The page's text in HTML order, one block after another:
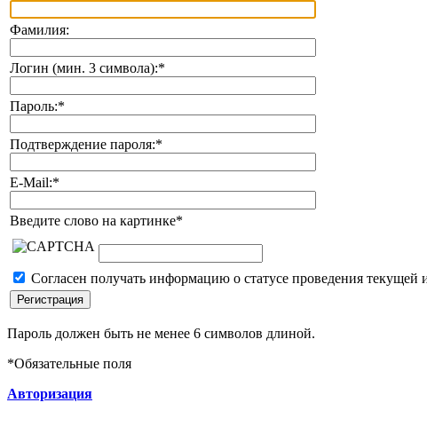
Фамилия:
Логин (мин. 3 символа):*
Пароль:*
Подтверждение пароля:*
E-Mail:*
Введите слово на картинке*
Согласен получать информацию о статусе проведения
Пароль должен быть не менее 6 символов длиной.
*Обязательные поля
Авторизация